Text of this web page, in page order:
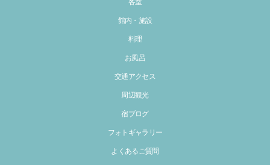
客室
館内・施設
料理
お風呂
交通アクセス
周辺観光
宿ブログ
フォトギャラリー
よくあるご質問